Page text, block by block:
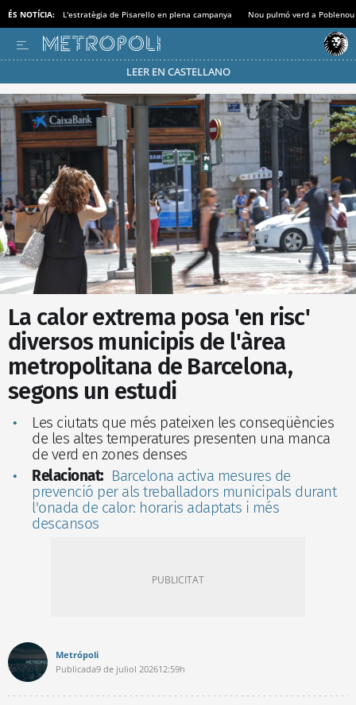
ÉS NOTÍCIA: L'estratègia de Pisarello en plena campanya Nou pulmó verd a Poblenou
LEER EN CASTELLANO
Passa’t al mode estalvi
La calor extrema posa 'en risc'
diversos municipis de l'àrea
metropolitana de Barcelona,
segons un estudi
Les ciutats que més pateixen les conseqüències
de les altes temperatures presenten una manca
de verd en zones denses
Relacionat: Barcelona activa mesures de
prevenció per als treballadors municipals durant
l'onada de calor: horaris adaptats i més
descansos
Metrópoli
Publicada9 de juliol 202612:59h